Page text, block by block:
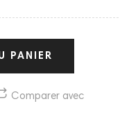
PANIER
Comparer avec